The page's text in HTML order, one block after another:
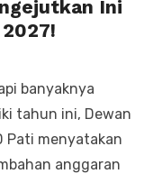
Ini
banyaknya
tahun ini, Dewan
Pati menyatakan
anggaran